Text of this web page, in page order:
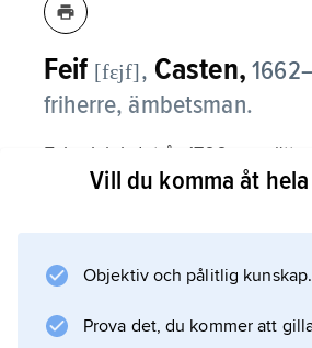
Feif [fɛjf], Casten,
friherre, ämbetsman.
F. ingick i det år 1700
Efter Poltavakatastrofen 1709
fältkansliets främsta
under dessa år, t.ex. tillkomsten
Vill du komma åt
Objektiv och pålitlig kunskap.
Prova det, du kommer att